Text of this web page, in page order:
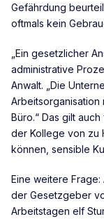
Gefährdung
oftmals kein
„Ein gesetzlicher
administrative
Anwalt. „Die
Arbeitsorganisation
Büro.“ Das gilt
der Kollege von zu
können, sensible
Eine weitere
der Gesetzgeber
Arbeitstagen elf